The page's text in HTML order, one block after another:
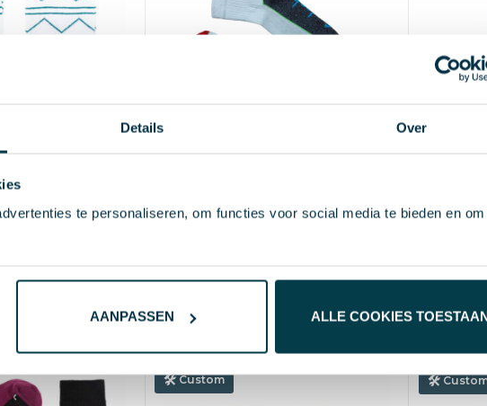
Details Over
te personaliseren, om functies voor social media te bieden en om
AANPASSEN ALLE COOKIES
inclusief
Essential
Bedrukt 25 d
Wandel Sokken Premium
Essential
Vanaf 250 st. Bedrukt 25 d
Katoen Katoen
Custom